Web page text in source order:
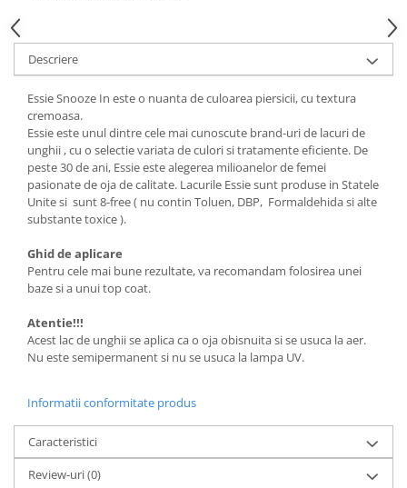
Descriere
Essie Snooze In este o nuanta de culoarea piersicii, cu textura
cremoasa.
Essie este unul dintre cele mai cunoscute brand-uri de lacuri de
unghii , cu o selectie variata de culori si tratamente eficiente. De
peste 30 de ani, Essie este alegerea milioanelor de femei
pasionate de oja de calitate. Lacurile Essie sunt produse in Statele
Unite si sunt 8-free ( nu contin Toluen, DBP, Formaldehida si alte
substante toxice ).
Ghid de aplicare
Pentru cele mai bune rezultate, va recomandam folosirea unei
baze si a unui top coat.
Atentie!!!
Acest lac de unghii se aplica ca o oja obisnuita si se usuca la aer.
Nu este semipermanent si nu se usuca la lampa UV.
Informatii conformitate produs
Caracteristici
Review-uri(0)